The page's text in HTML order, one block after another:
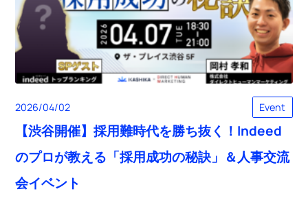
2026/04/02 Event
【渋谷開催】採用難時代を勝ち抜く！Indeed
のプロが教える「採用成功の秘訣」＆人事交流
会イベント